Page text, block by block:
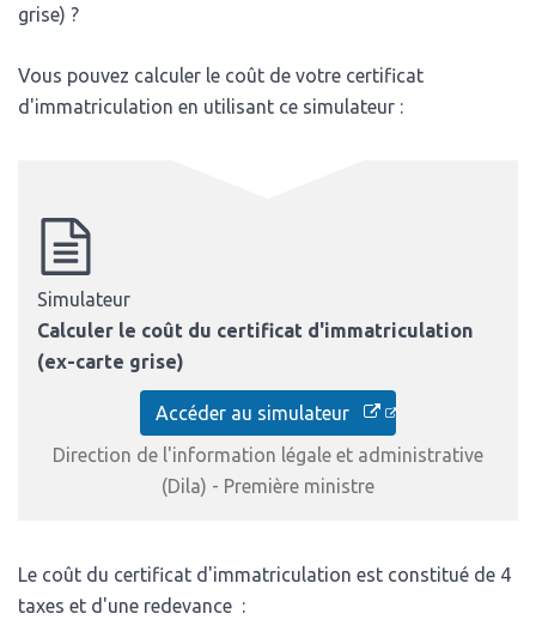
grise) ?
Vous pouvez calculer le coût de votre certificat
d'immatriculation en utilisant ce simulateur :
Simulateur
Calculer le coût du certificat d'immatriculation
(ex-carte grise)
Accéder au simulateur
Direction de l'information légale et administrative
(Dila) - Première ministre
Le coût du certificat d'immatriculation est constitué de 4
taxes et d'une redevance :